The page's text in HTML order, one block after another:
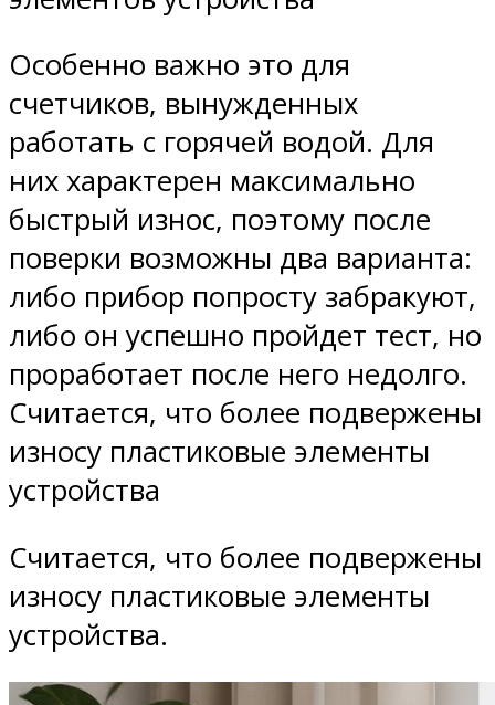
Особенно важно это для
счетчиков, вынужденных
работать с горячей водой. Для
них характерен максимально
быстрый износ, поэтому после
поверки возможны два варианта:
либо прибор попросту забракуют,
либо он успешно пройдет тест, но
проработает после него недолго.
Считается, что более подвержены
износу пластиковые элементы
устройства
Считается, что более подвержены
износу пластиковые элементы
устройства.